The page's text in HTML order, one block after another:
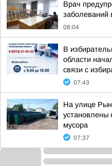
Врач
заболеваний
08:04
В
области
связи с
07:43
На улице
установлены
мусора
07:37